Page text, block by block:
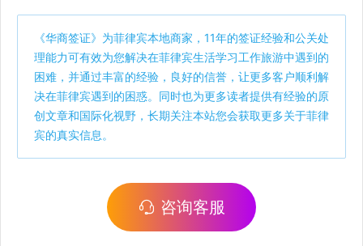
《华商签证》为菲律宾本地商家，11年的签证经验和公关处
理能力可有效为您解决在菲律宾生活学习工作旅游中遇到的
困难，并通过丰富的经验，良好的信誉，让更多客户顺利解
决在菲律宾遇到的困惑。同时也为更多读者提供有经验的原
创文章和国际化视野，长期关注本站您会获取更多关于菲律
宾的真实信息。
咨询客服